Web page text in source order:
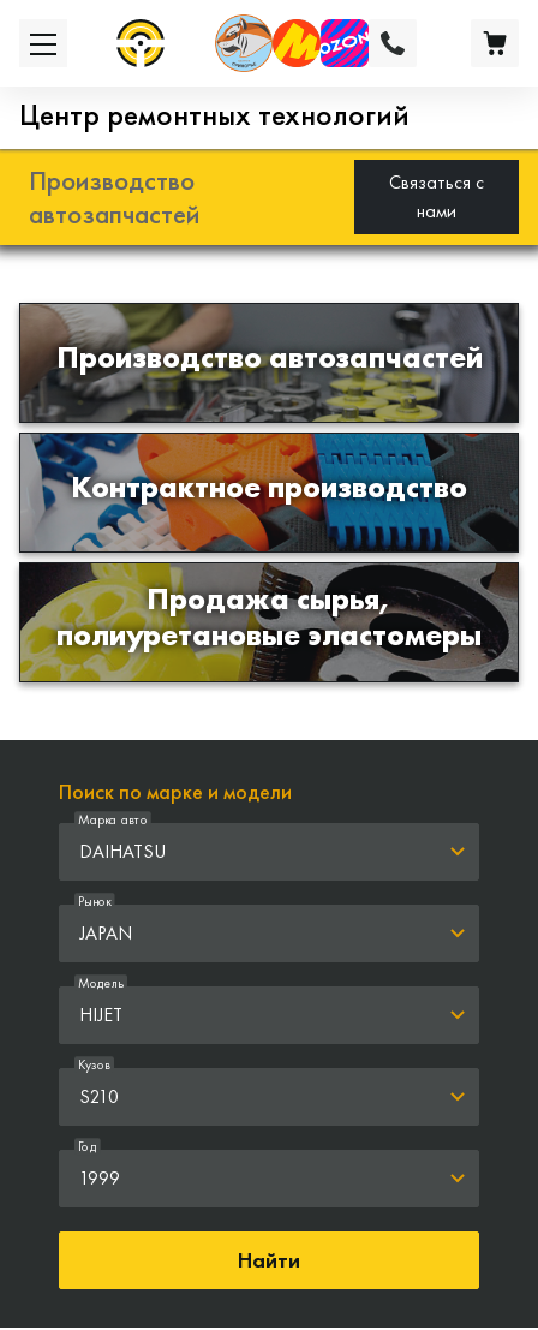
Центр ремонтных технологий
Производство
автозапчастей
Связаться с
нами
Производство автозапчастей
Разработка и производство деталей
из эластомеров для подвески
автомобиля
Контрактное производство
Производство изделий из пластиков
и полимеров по образцам либо
чертежам заказчика
Продажа сырья,
полиуретановые эластомеры
Продажа сырья для производства
изделий из полиуретана
Поиск по марке и модели
DAIHATSU
Марка авто
JAPAN
Рынок
HIJET
Модель
S210
Кузов
1999
Год
Найти